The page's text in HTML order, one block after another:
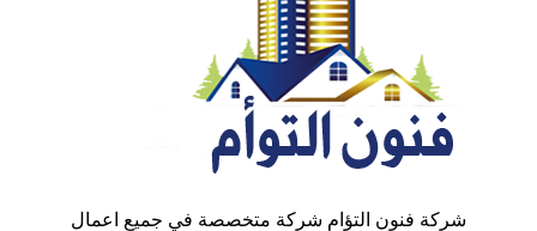
شركة فنون التؤام شركة متخصصة في جميع اعمال